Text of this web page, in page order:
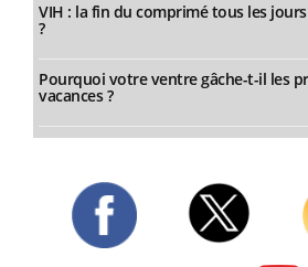
VIH : la fin du comprimé tous les
?
Pourquoi votre ventre gâche-t-il les
vacances ?